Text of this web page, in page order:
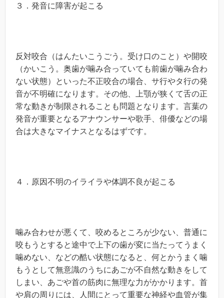
３．発音に障害が起こる
反対咬合（はんたいこうごう。受け口のこと）や開咬
（かいこう。奥歯が噛み合っていても前歯が噛み合わ
ない状態）といった不正咬合の場合、サ行やタ行の発
音が不明確になります。その他、上顎が狭くて舌の正
常な動きが制限されることも問題となります。言葉の
発音が重要となるアナウンサーや歌手、俳優などの場
合は大きなマイナスとなるはずです。
４．原因不明のイライラや体調不良が起こる
噛み合わせが悪くて、咬めるところが少ない、普通に
咬もうとすると途中で上下の歯が変に当たってうまく
噛めない、などの酷い状態になると、何とかうまく噛
もうとして無意識のうちにあごが不自然な動きをして
しまい、あごや首の筋肉に無理な力がかかります。首
や肩の周りには、人間にとって重要な神経や血管が集